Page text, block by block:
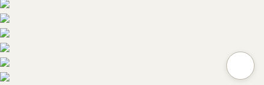
Zum Vergrößern auf das Bild klicken
Zum Vergrößern auf das Bild klicken
Zum Vergrößern auf das Bild klicken
Zum Vergrößern auf das Bild klicken
Zum Vergrößern auf das Bild klicken
Zum Vergrößern auf das Bild klicken